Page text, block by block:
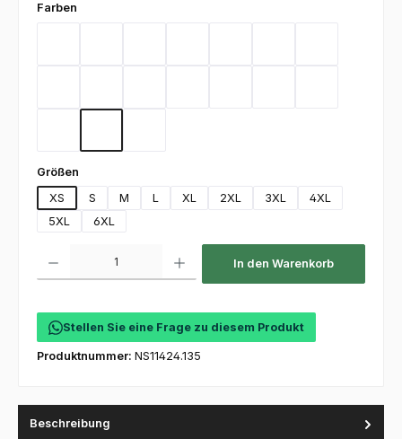
Farben
Größen
XS
S M L XL 2XL 3XL
4XL
5XL
6XL
In den Warenkorb
Stellen Sie eine Frage zu diesem Produkt
Produktnummer: NS11424.135
Beschreibung